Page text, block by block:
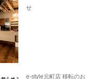
せ
e-style元町店 移転の